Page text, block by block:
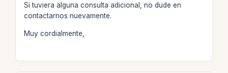
Si tuviera alguna consulta adicional, no dude en
contactarnos nuevamente.
Muy cordialmente,